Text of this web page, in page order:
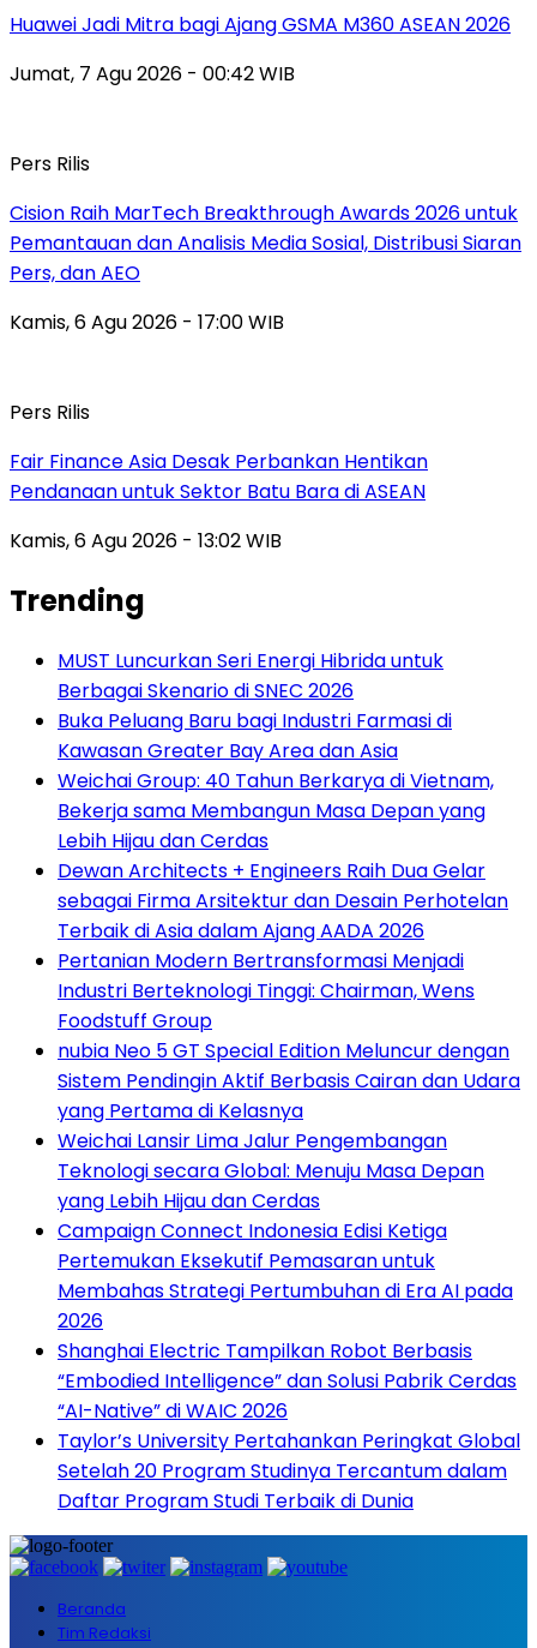
Huawei Jadi Mitra bagi Ajang GSMA M360 ASEAN 2026
Jumat, 7 Agu 2026 - 00:42 WIB
Pers Rilis
Cision Raih MarTech Breakthrough Awards 2026 untuk
Pemantauan dan Analisis Media Sosial, Distribusi Siaran
Pers, dan AEO
Kamis, 6 Agu 2026 - 17:00 WIB
Pers Rilis
Fair Finance Asia Desak Perbankan Hentikan
Pendanaan untuk Sektor Batu Bara di ASEAN
Kamis, 6 Agu 2026 - 13:02 WIB
Trending
MUST Luncurkan Seri Energi Hibrida untuk
Berbagai Skenario di SNEC 2026
Buka Peluang Baru bagi Industri Farmasi di
Kawasan Greater Bay Area dan Asia
Weichai Group: 40 Tahun Berkarya di Vietnam,
Bekerja sama Membangun Masa Depan yang
Lebih Hijau dan Cerdas
Dewan Architects + Engineers Raih Dua Gelar
sebagai Firma Arsitektur dan Desain Perhotelan
Terbaik di Asia dalam Ajang AADA 2026
Pertanian Modern Bertransformasi Menjadi
Industri Berteknologi Tinggi: Chairman, Wens
Foodstuff Group
nubia Neo 5 GT Special Edition Meluncur dengan
Sistem Pendingin Aktif Berbasis Cairan dan Udara
yang Pertama di Kelasnya
Weichai Lansir Lima Jalur Pengembangan
Teknologi secara Global: Menuju Masa Depan
yang Lebih Hijau dan Cerdas
Campaign Connect Indonesia Edisi Ketiga
Pertemukan Eksekutif Pemasaran untuk
Membahas Strategi Pertumbuhan di Era AI pada
2026
Shanghai Electric Tampilkan Robot Berbasis
“Embodied Intelligence” dan Solusi Pabrik Cerdas
“AI-Native” di WAIC 2026
Taylor’s University Pertahankan Peringkat Global
Setelah 20 Program Studinya Tercantum dalam
Daftar Program Studi Terbaik di Dunia
Beranda
Tim Redaksi